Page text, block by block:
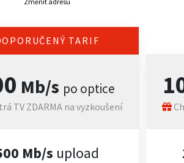
TARIF
Mb/s po optice
TV ZDARMA na vyzkoušení
Mb/s upload